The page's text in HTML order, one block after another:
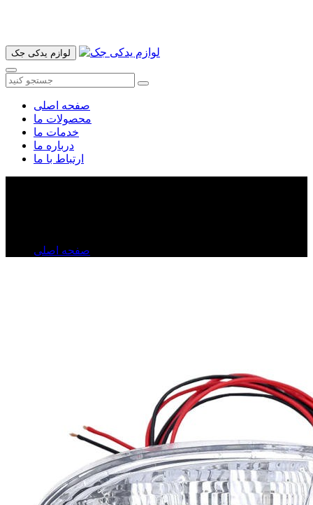
لوازم یدکی جک
صفحه اصلی
محصولات ما
خدمات ما
درباره ما
ارتباط با ما
صفحه اصلی